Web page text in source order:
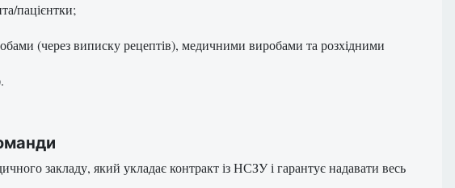
пацієнтки;
(через виписку рецептів), медичними виробами та розхідними
закладу, який укладає контракт із НСЗУ і гарантує надавати весь